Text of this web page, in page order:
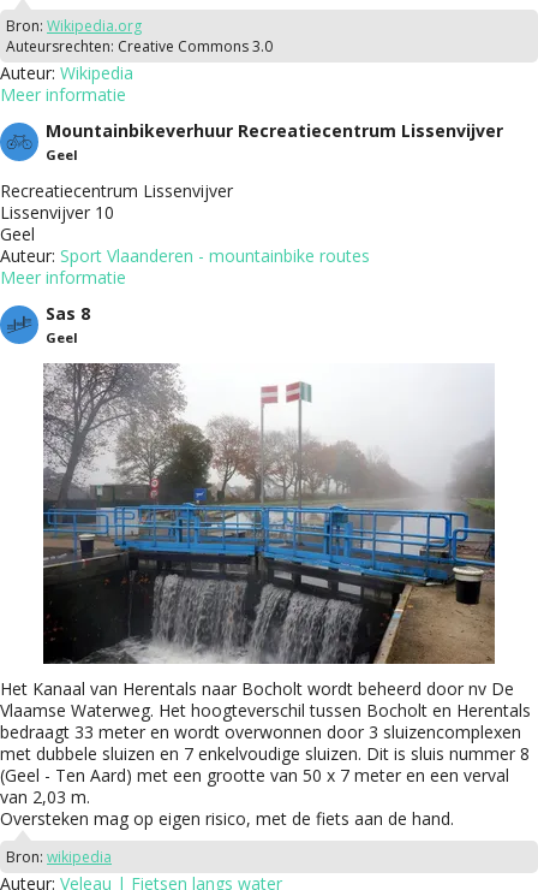
Bron: Wikipedia.org
Auteursrechten: Creative Commons 3.0
Auteur: Wikipedia
Meer informatie
Mountainbikeverhuur Recreatiecentrum Lissenvijver
Geel
Recreatiecentrum Lissenvijver
Lissenvijver 10
Geel
Auteur: Sport Vlaanderen - mountainbike routes
Meer informatie
Sas 8
Geel
Het Kanaal van Herentals naar Bocholt wordt beheerd door nv De
Vlaamse Waterweg. Het hoogteverschil tussen Bocholt en Herentals
bedraagt 33 meter en wordt overwonnen door 3 sluizencomplexen
met dubbele sluizen en 7 enkelvoudige sluizen. Dit is sluis nummer 8
(Geel - Ten Aard) met een grootte van 50 x 7 meter en een verval
van 2,03 m.
Oversteken mag op eigen risico, met de fiets aan de hand.
Bron: wikipedia
Auteur: Veleau | Fietsen langs water